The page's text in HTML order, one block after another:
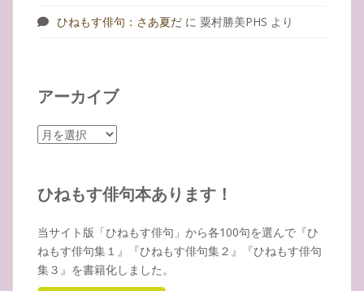
ひねもす俳句：さあ夏だ に 粟村勝美PHS より
アーカイブ
ア
イ
ひねもす俳句本あります！
当サイト版「ひねもす俳句」から各100句を選んで『ひ
ねもす俳句集１』『ひねもす俳句集２』『ひねもす俳句
集３』を書籍化しました。